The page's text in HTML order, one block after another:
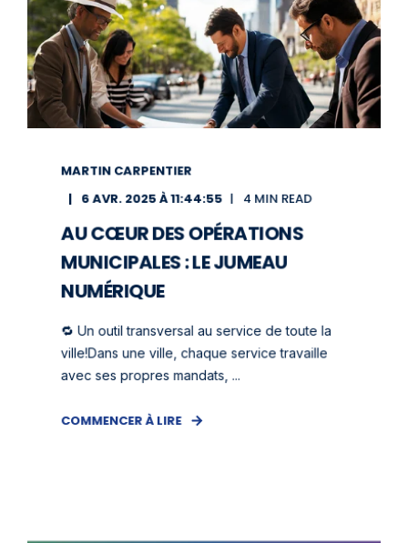
MARTIN CARPENTIER
6 AVR. 2025 À 11:44:55
4 MIN READ
AU CŒUR DES OPÉRATIONS
MUNICIPALES : LE JUMEAU
NUMÉRIQUE
🔁 Un outil transversal au service de toute la
ville!Dans une ville, chaque service travaille
avec ses propres mandats, ...
COMMENCER À LIRE